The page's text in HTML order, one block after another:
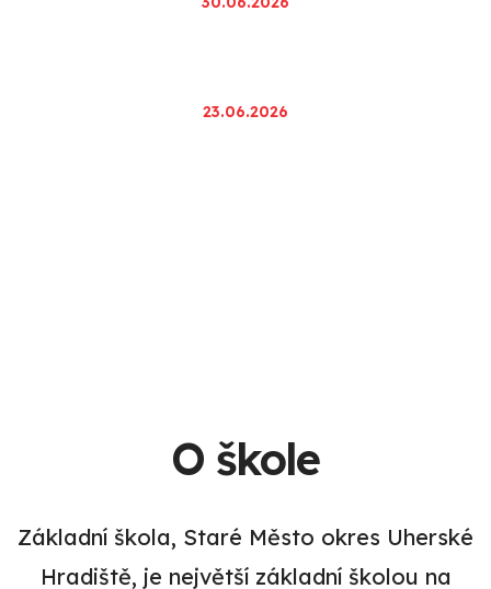
23.06.2026
O škole
Základní škola, Staré Město okres Uherské
Hradiště, je největší základní školou na